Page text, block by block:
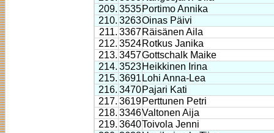
209. 3535Portimo Annika
210. 3263Oinas Päivi
211. 3367Räisänen Aila
212. 3524Rotkus Janika
213. 3457Gottschalk Maike
214. 3523Heikkinen Irina
215. 3691 Lohi Anna-Lea
216. 3470Pajari Kati
217. 3619Perttunen Petri
218. 3346Valtonen Aija
219. 3640Toivola Jenni